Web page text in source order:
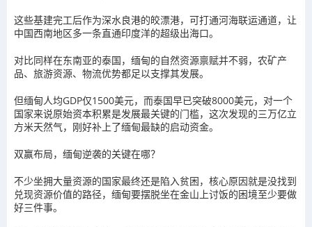
这些基建完工后作为深水良港的皎漂港，可打通河海联运通道，让
中国西南地区多一条直通印度洋的超级出海口。
对比同样在东南亚的泰国，缅甸的自然资源禀赋并不弱，农矿产
品、旅游资源、物流优势都足以支撑其发展。
但缅甸人均GDP仅1500美元，而泰国早已突破8000美元，对一个
国家来说原始资本积累是发展最关键的门槛，这次发现的三万亿立
方米天然气，刚好补上了缅甸最缺的启动资金。
双赢布局，缅甸逆袭的关键在哪？
不少坐拥大量资源的国家最终还是陷入贫困，核心原因就是没找到
兑现资源价值的路径，缅甸要摆脱坐在金山上讨饭的困境至少要做
好三件事。